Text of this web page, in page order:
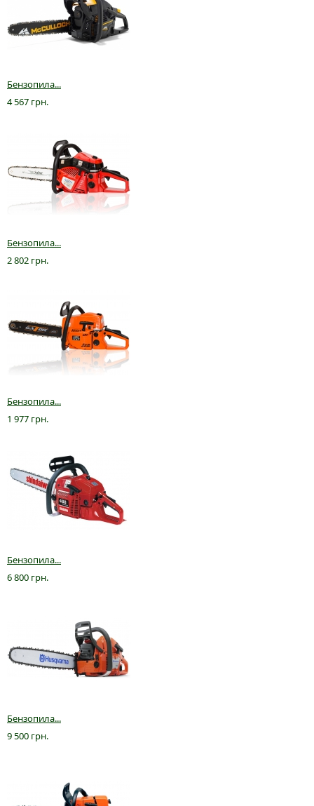
Бензопила...
4 567 грн.
Бензопила...
2 802 грн.
Бензопила...
1 977 грн.
Бензопила...
6 800 грн.
Бензопила...
9 500 грн.